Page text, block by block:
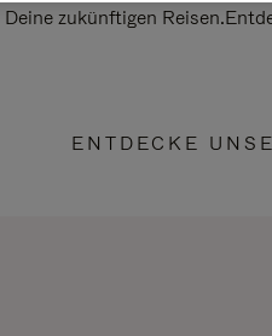
zukünftigen
ENTDECKE